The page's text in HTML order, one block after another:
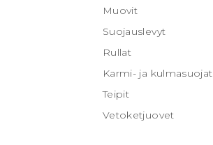
Muovit
Suojauslevyt
Rullat
Karmi- ja kulmasuojat
Teipit
Vetoketjuovet